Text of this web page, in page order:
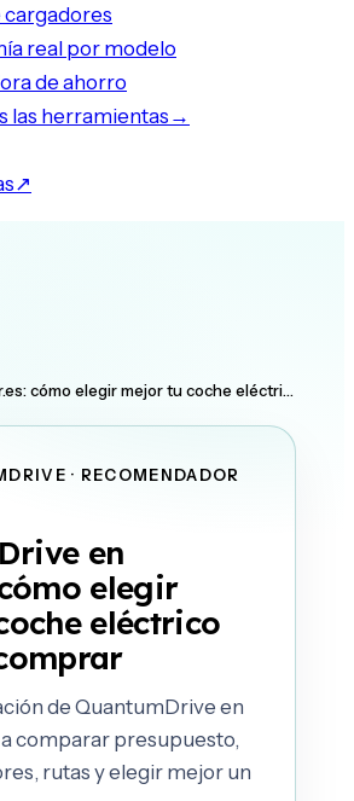
cargadores
real por modelo
de ahorro
las herramientas →
↗
cómo elegir mejor tu coche eléctri…
· RECOMENDADOR
en
elegir
eléctrico
de QuantumDrive en
comparar presupuesto,
rutas y elegir mejor un